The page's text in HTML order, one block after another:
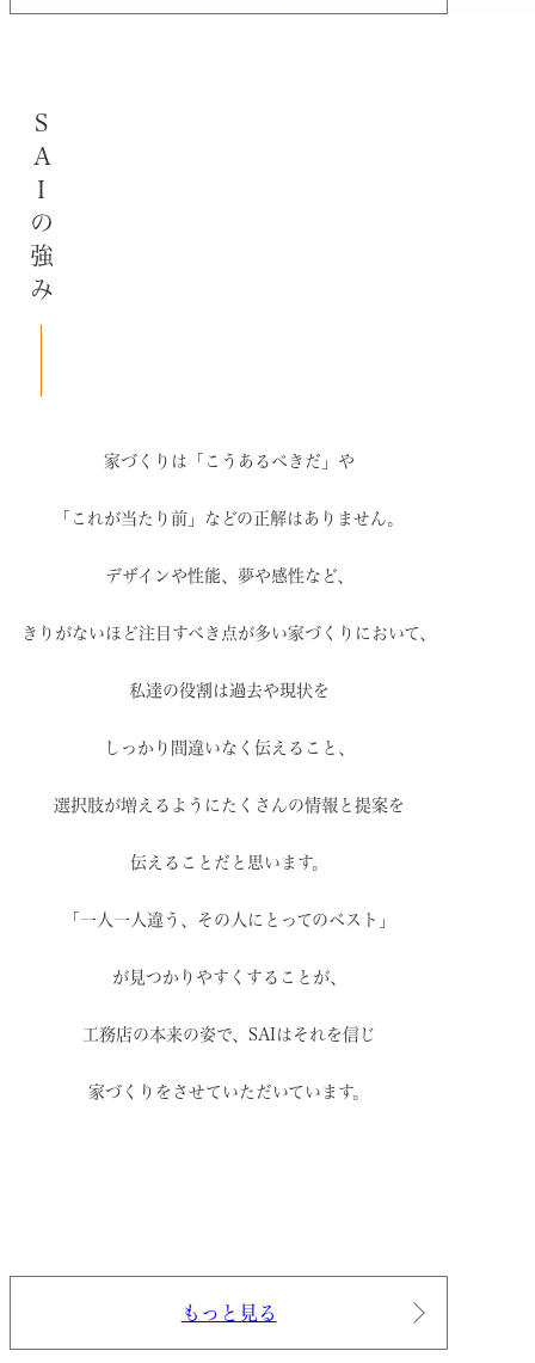
SAIの強み
家づくりは「こうあるべきだ」や
「これが当たり前」などの正解はありません。
デザインや性能、夢や感性など、
きりがないほど注目すべき点が多い家づくりにおいて、
私達の役割は過去や現状を
しっかり間違いなく伝えること、
選択肢が増えるように たくさんの情報と提案を
伝えることだと思います。
「一人一人違う、その人にとってのベスト」
が見つかりやすくすることが、
工務店の本来の姿で、 SAIはそれを信じ
家づくりをさせていただいています。
もっと見る